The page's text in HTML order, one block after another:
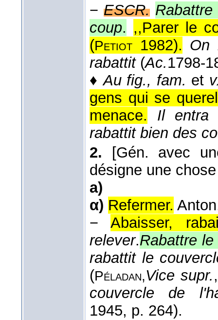
− ESCR.
coup. ,,Parer le
(Petiot 1982). On
rabattit(Ac.1798-
♦Au fig., fam. et
gens qui se
menace.
Il entra
rabattit bien des
2.
[Gén. avec
désigne une
a)
α) Refermer.
− Abaisser,
relever.Rabattre
rabattit le
(Péladan,Vice supr.
couvercle de
1945, p. 264).